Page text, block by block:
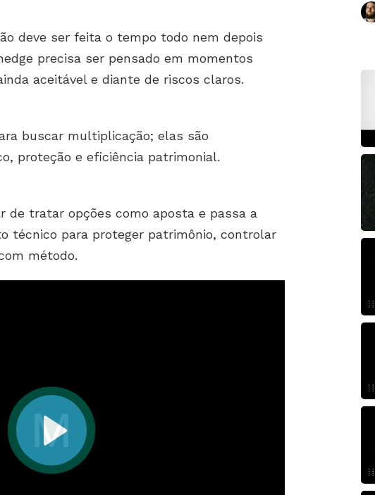
deve ser feita o tempo todo nem depois
precisa ser pensado em momentos
aceitável e diante de riscos claros.
buscar multiplicação; elas são
proteção e eficiência patrimonial.
de tratar opções como aposta e passa a
técnico para proteger patrimônio, controlar
método.